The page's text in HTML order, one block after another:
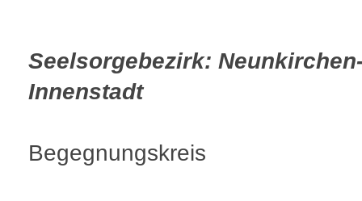
Seelsorgebezirk:
Innenstadt
Begegnungskreis